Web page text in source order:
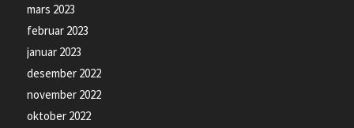
mars 2023
februar 2023
januar 2023
desember 2022
november 2022
oktober 2022